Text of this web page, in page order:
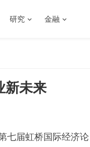
研究 金融
新未来
七届虹桥国际经济论